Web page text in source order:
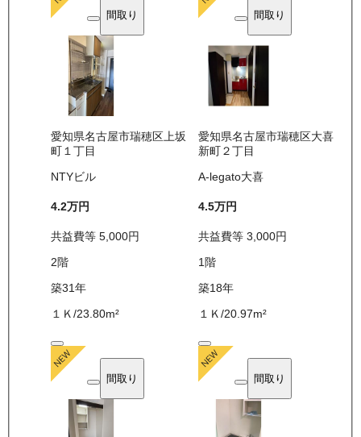
間取り
愛知県名古屋市瑞穂区上坂
町１丁目
NTYビル
4.2万円
共益費等 5,000円
2階
築31年
１Ｋ /23.80m²
間取り
愛知県名古屋市瑞穂区大喜
新町２丁目
A-legato大喜
4.5万円
共益費等3,000円
1 階
築18年
１Ｋ/20.97m²
間取り 間取り